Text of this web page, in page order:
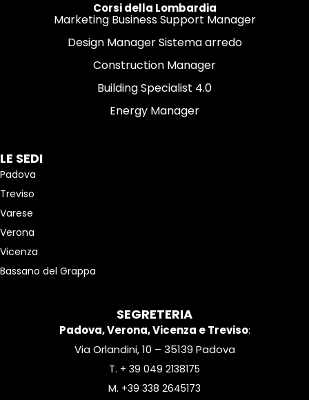
Corsi della Lombardia
Marketing Business Support Manager
Design Manager Sistema arredo
Construction Manager
Building Specialist 4.0
Energy Manager
LE SEDI
Padova
Treviso
Varese
Verona
Vicenza
Bassano del Grappa
SEGRETERIA
Padova, Verona, Vicenza e Treviso:
Via Orlandini, 10 – 35139 Padova
T. + 39 049 2138175
M. +39 338 2645173